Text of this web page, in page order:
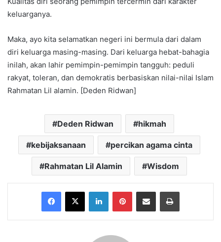
keluarganya.
Maka, ayo kita selamatkan negeri ini bermula dari dalam
diri keluarga masing-masing. Dari keluarga hebat-bahagia
inilah, akan lahir pemimpin-pemimpin tangguh: peduli
rakyat, toleran, dan demokratis berbasiskan nilai-nilai Islam
Rahmatan Lil alamin. [Deden Ridwan]
Deden Ridwan hikmah
kebijaksanaan percikan agama cinta
Rahmatan Lil Alamin Wisdom
Facebook
X LinkedInPinterestShare via Email Print